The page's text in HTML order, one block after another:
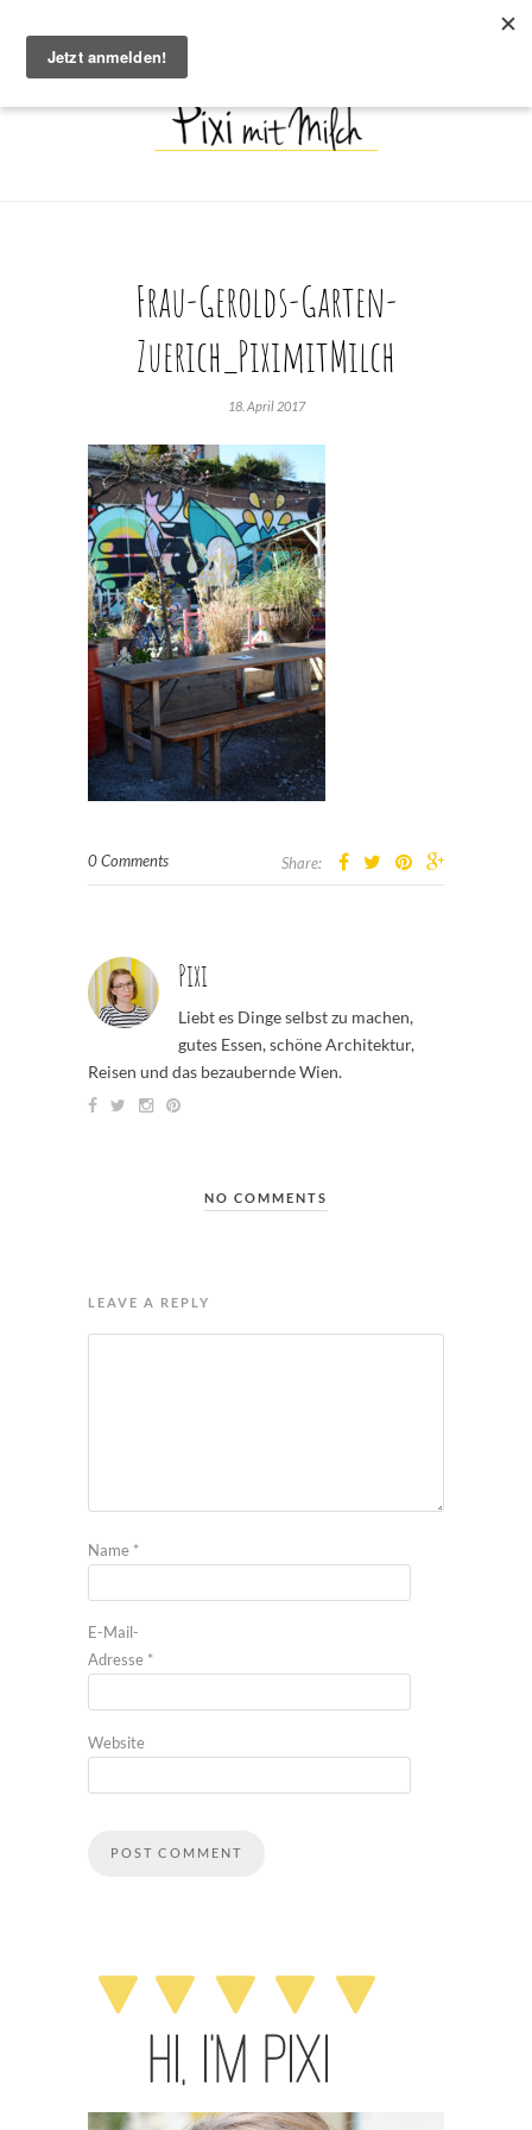
Frau-Gerolds-Garten-
Zuerich_PiximitMilch
18. April 2017
0 Comments Share:
Pixi
Liebt es Dinge selbst zu machen,
gutes Essen, schöne Architektur,
Reisen und das bezaubernde Wien.
NO COMMENTS
LEAVE A REPLY
Name *
E-Mail-
Adresse *
Website